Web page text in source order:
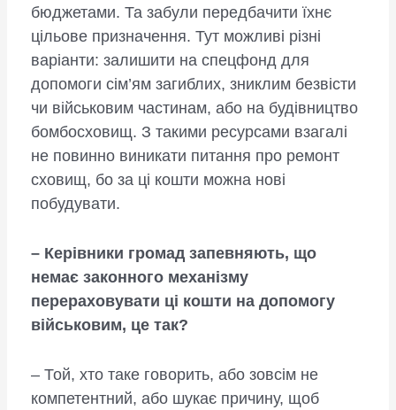
бюджетами. Та забули передбачити їхнє
цільове призначення. Тут можливі різні
варіанти: залишити на спецфонд для
допомоги сім’ям загиблих, зниклим безвісти
чи військовим частинам, або на будівництво
бомбосховищ. З такими ресурсами взагалі
не повинно виникати питання про ремонт
сховищ, бо за ці кошти можна нові
побудувати.
– Керівники громад запевняють, що
немає законного механізму
перераховувати ці кошти на допомогу
військовим, це так?
– Той, хто таке говорить, або зовсім не
компетентний, або шукає причину, щоб